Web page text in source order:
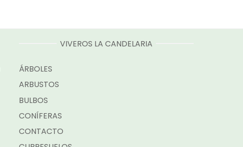
VIVEROS LA CANDELARIA
ÁRBOLES
ARBUSTOS
BULBOS
CONÍFERAS
CONTACTO